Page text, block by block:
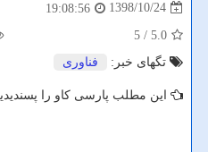
1398/10/24
19:08:56
5.0
/ 5
تگهای خبر:
فناوری
این مطلب پارسی کاو را